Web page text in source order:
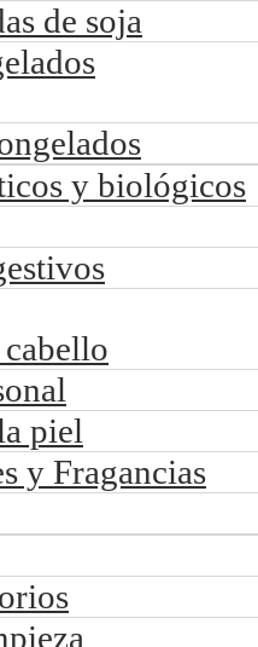
de soja
y biológicos
piel
y Fragancias